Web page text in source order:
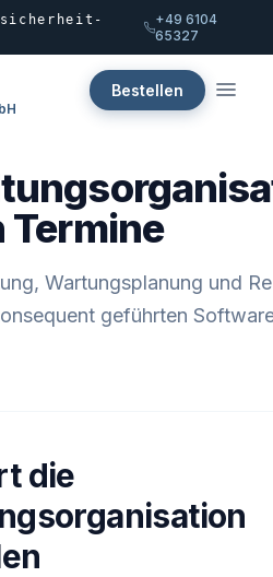
+49 6104
65327
Bestellen
Termine
Wartungsplanung und
geführten
die